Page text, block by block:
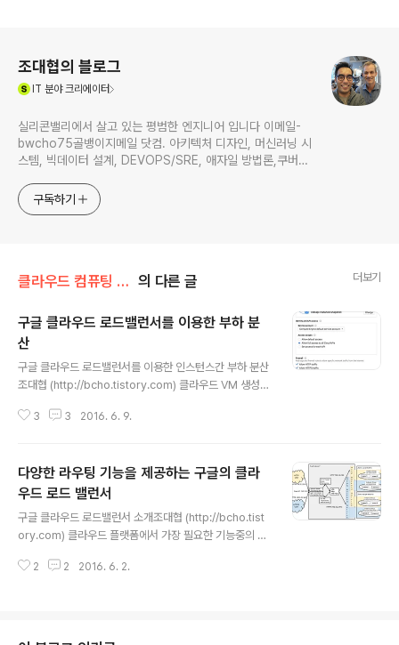
조대협의 블로그
IT 분야 크리에이터
실리콘밸리에서 살고 있는 평범한 엔지니어 입니다 이메일-
bwcho75골뱅이지메일 닷컴. 아키텍처 디자인, 머신러닝 시
스템, 빅데이터 설계, DEVOPS/SRE, 애자일 방법론,쿠버네
한 기술 멘토링과 강의 진행합니다. Linkedin :
https://www.linkedin.com/in/terrycho75/
구독하기
클라우드 컴퓨팅 & NoSQL/google cloud 의 다른 글 더보기
구글 클라우드 로드밸런서를 이용한 부하 분
산
구글 클라우드 로드밸런서를 이용한 인스턴스간 부하 분산
조대협 (http://bcho.tistory.com) 클라우드 VM 생성하
부하를 분산할 수 있는 로드밸런서 기능에 대해서 알아보
기에 더해서 HTTP 프로토콜에 대해서는 HTTPS Term
ination 뿐만 아니라, HTTP URI에 따라서 가까운 서버나
특정 서버로 라우팅이 가능한 L7과 유사한 기능을 가지고
있다. (자세한 내용은 http://bcho.tistory.com/1111)를
참고다른 글에서도 여러번 언급했지만, 구글의 클라우드
로드밸런서를 사용하게 되면, 서버로 들어오..
3 3 2016. 6. 9.
다양한 라우팅 기능을 제공하는 구글의 클라
우드 로드 밸런서
구글 클라우드 로드밸런서 소개조대협 (http://bcho.tist
ory.com) 클라우드 플랫폼에서 가장 필요한 기능중의 하
서는 L7 스위치 이상의 기능을 가지면서 로드밸런서와 ap
이어의 로드밸런싱을 지원한다. HTTPS Termination을
2 2 2016. 6. 2.